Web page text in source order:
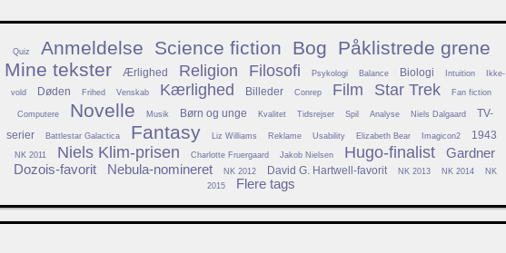
Quiz Anmeldelse Science fiction Bog
Påklistrede grene
Mine tekster
Ærlighed Religion Filosofi Psykologi Balance Biologi Intuition Ikke-
vold Døden Frihed Venskab Kærlighed Billeder Conrep Film Star Trek Fan fiction
Computere Novelle Musik Børn og unge Kvalitet Tidsrejser Spil Analyse Niels Dalgaard
TV-
serier
Battlestar Galactica Fantasy Liz Williams Reklame Usability Elizabeth Bear Imagicon2 1943
NK 2011 Niels Klim-prisen Charlotte Fruergaard Jakob Nielsen Hugo-finalist
Gardner
Dozois-favorit
Nebula-nomineret NK 2012 David G. Hartwell-favorit NK 2013 NK 2014
NK
2015
Flere tags